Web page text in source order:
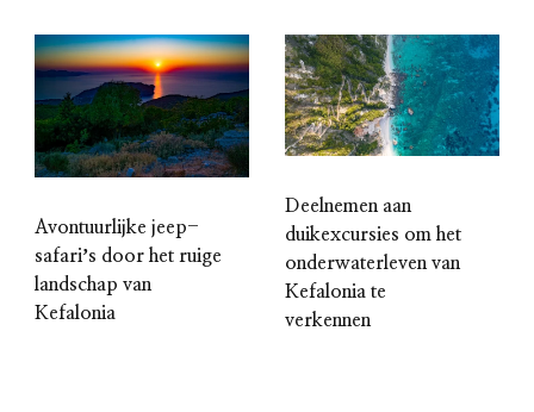
Avontuurlijke jeep-
safariʼs door het ruige
landschap van
Kefalonia
Deelnemen aan
duikexcursies om het
onderwaterleven van
Kefalonia te
verkennen